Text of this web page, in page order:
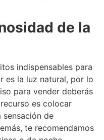
de la
indispensables para
es la luz natural, por lo
para vender deberás
es colocar
sensación de
te recomendamos